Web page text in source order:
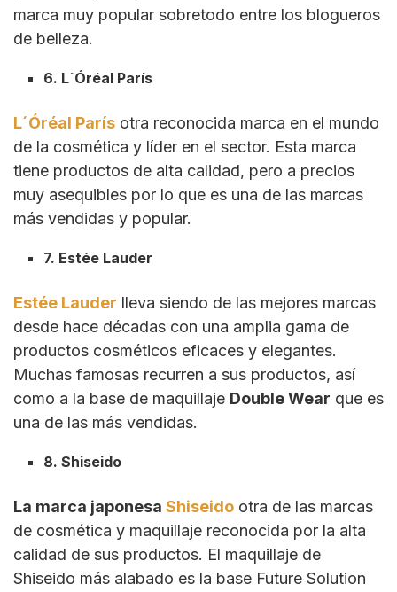
marca muy popular sobretodo entre los blogueros
de belleza.
6. L´Óréal París
L´Óréal París otra reconocida marca en el mundo
de la cosmética y líder en el sector. Esta marca
tiene productos de alta calidad, pero a precios
muy asequibles por lo que es una de las marcas
más vendidas y popular.
7. Estée Lauder
Estée Lauder lleva siendo de las mejores marcas
desde hace décadas con una amplia gama de
productos cosméticos eficaces y elegantes.
Muchas famosas recurren a sus productos, así
como a la base de maquillaje Double Wear que es
una de las más vendidas.
8. Shiseido
La marca japonesa Shiseido otra de las marcas
de cosmética y maquillaje reconocida por la alta
calidad de sus productos. El maquillaje de
Shiseido más alabado es la base Future Solution